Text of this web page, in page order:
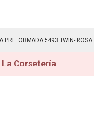
PREFORMADA 5493 TWIN- ROSA
Corsetería